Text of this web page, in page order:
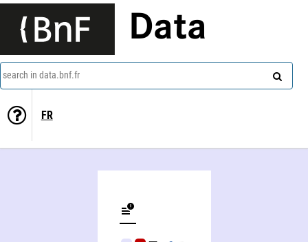
Data
search in data.bnf.fr
FR